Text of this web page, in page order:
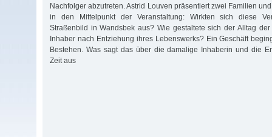
Nachfolger abzutreten. Astrid Louven präsentiert zwei Familien
in den Mittelpunkt der Veranstaltung: Wirkten sich diese
Straßenbild in Wandsbek aus? Wie gestaltete sich der Alltag
Inhaber nach Entziehung ihres Lebenswerks? Ein Geschäft
Bestehen. Was sagt das über die damalige Inhaberin und die
Zeit aus